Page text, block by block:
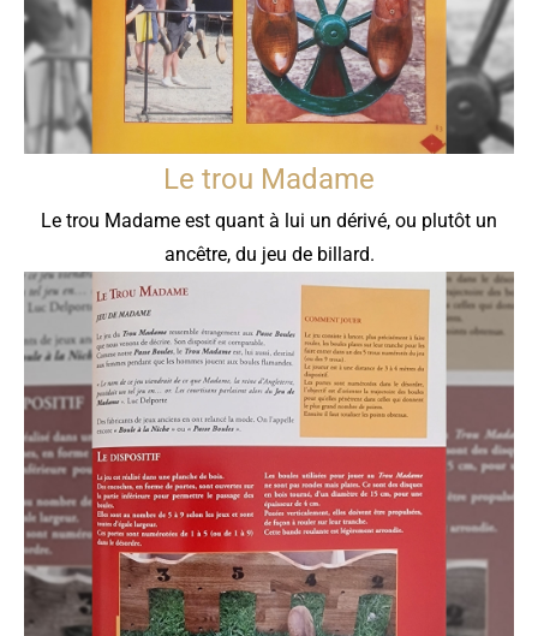
Le trou Madame
Le trou Madame est quant à lui un dérivé, ou plutôt un
ancêtre, du jeu de billard.